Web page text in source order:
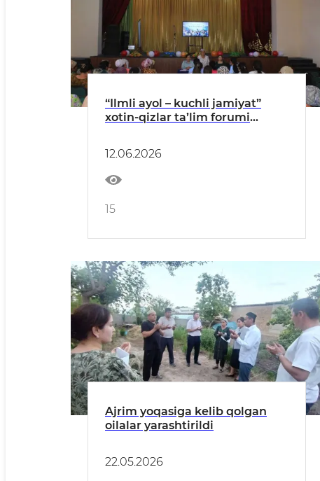
“Ilmli ayol – kuchli jamiyat”
xotin-qizlar ta’lim forumi
12.06.2026
15
Ajrim yoqasiga kelib qolgan
oilalar yarashtirildi
22.05.2026